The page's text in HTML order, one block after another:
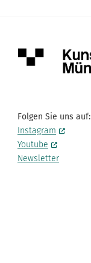
Folgen Sie uns auf:
Instagram
Youtube
Newsletter